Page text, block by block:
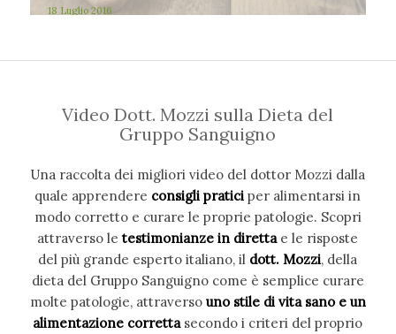
18 Luglio 2016
Video Dott. Mozzi sulla Dieta del
Gruppo Sanguigno
Una raccolta dei migliori video del dottor Mozzi dalla
quale apprendere consigli pratici per alimentarsi in
modo corretto e curare le proprie patologie. Scopri
attraverso letestimonianze in direttae le risposte
del più grande esperto italiano, il dott. Mozzi, della
dieta del Gruppo Sanguigno come è semplice curare
molte patologie, attraverso uno stile di vita sano e un
alimentazione correttasecondo i criteri del proprio